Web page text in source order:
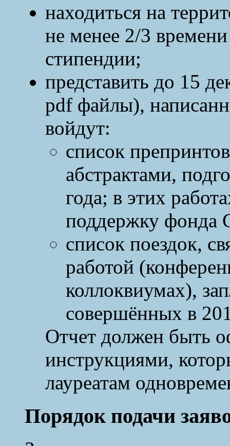
находиться на
не менее 2/3
стипендии;
представить до 15
pdf файлы),
войдут:
список
абстрактами,
года; в этих
поддержку фонда
список поездок,
работой
коллоквиумах),
совершённых в
Отчет должен быть
инструкциями,
лауреатам
Порядок подачи